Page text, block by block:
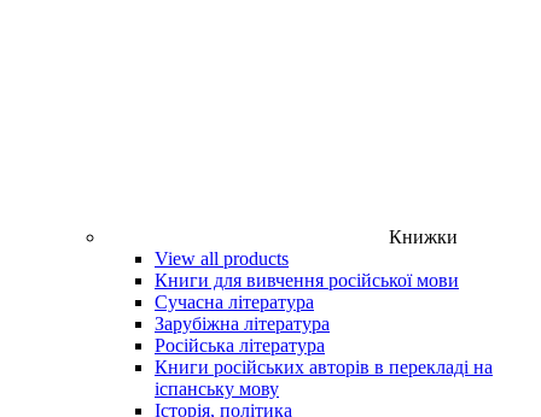
Книжки
View all products
Книги для вивчення російської мови
Сучасна література
Зарубіжна література
Російська література
Книги російських авторів в перекладі на
іспанську мову
Історія, політика